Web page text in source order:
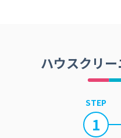
ハウスクリ
STEP
1